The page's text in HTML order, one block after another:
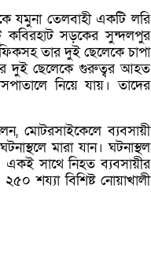
যমুনা তেলবাহী একটি লরি
কবিরহাট সড়কের সুন্দলপুর
তার দুই ছেলেকে চাপা
দুই ছেলেকে গুরুত্বর আহত
নিয়ে যায়। তাদের
মোটরসাইকেলে ব্যবসায়ী
মারা যান। ঘটনাস্থল
সাথে নিহত ব্যবসায়ীর
শয্যা বিশিষ্ট নোয়াখালী